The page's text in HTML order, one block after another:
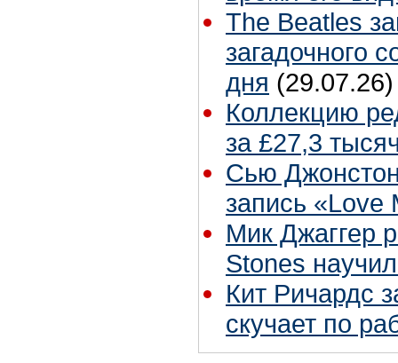
The Beatles
загадочного
дня (29.07.26)
Коллекцию
за £27,3
Сью
запись «Love
Мик Джаггер
Stones
Кит Ричардс
скучает по